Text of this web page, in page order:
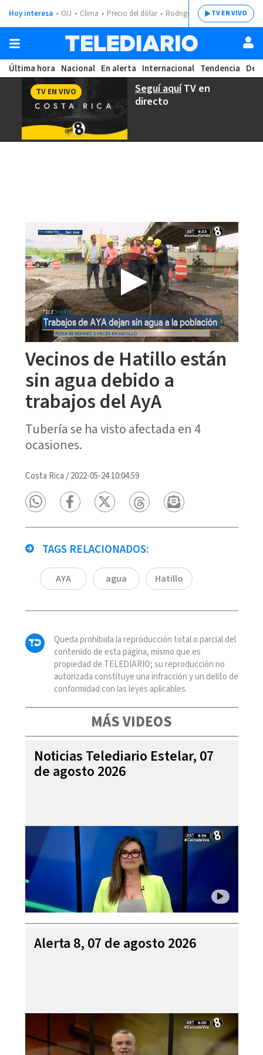
Hoy interesa OIJ Clima Precio del dólar Rodrigo ChavesTV EN VIVO
Última hora Nacional En alerta Internacional Tendencia
Seguí aquíTV en
directo
TV EN VIVO
Vecinos de Hatillo están
sin agua debido a
trabajos del AyA
Tubería se ha visto afectada en 4
ocasiones.
Costa Rica /2022-05-24 10:04:59
TAGS RELACIONADOS:
AYA agua Hatillo
Queda prohibida la reproducción total o parcial del
contenido de esta página, mismo que es
propiedad de TELEDIARIO; su reproducción no
autorizada constituye una infracción y un delito de
conformidad con las leyes aplicables.
MÁS VIDEOS
Noticias Telediario Estelar, 07
de agosto 2026
Alerta 8, 07 de agosto 2026